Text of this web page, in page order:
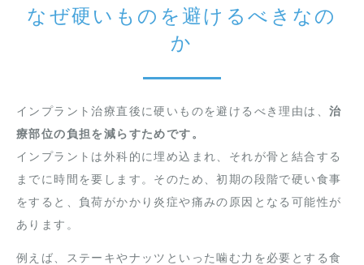
なぜ硬いものを避けるべきなの
か
インプラント治療直後に硬いものを避けるべき理由は、 治
療部位の負担を減らすためです。
インプラントは外科的に埋め込まれ、それが骨と結合する
までに時間を要します。そのため、初期の段階で硬い食事
をすると、負荷がかかり炎症や痛みの原因となる可能性が
あります。
例えば、ステーキやナッツといった噛む力を必要とする食